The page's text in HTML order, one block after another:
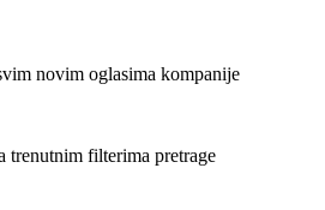
novim oglasima kompanije
trenutnim filterima pretrage